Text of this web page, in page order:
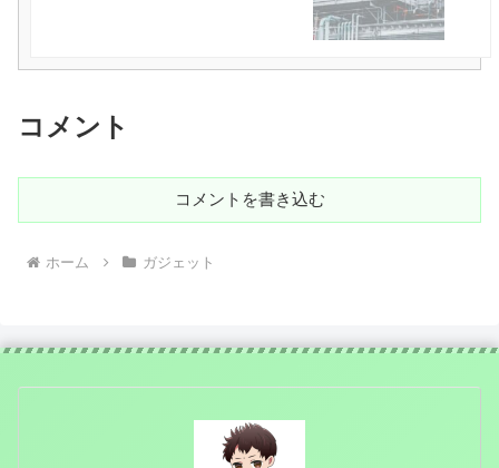
コメント
コメントを書き込む
ホーム ガジェット